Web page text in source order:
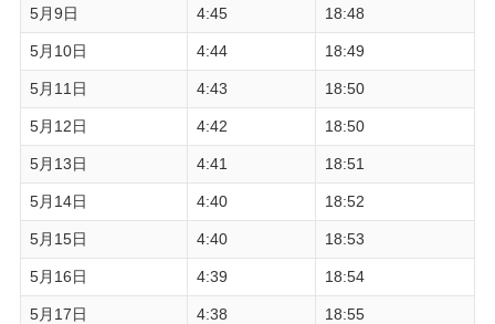
5月9日 4:45 18:48
5月10日 4:44 18:49
5月11日 4:43 18:50
5月12日 4:42 18:50
5月13日 4:41 18:51
5月14日 4:40 18:52
5月15日 4:40 18:53
5月16日 4:39 18:54
5月17日 4:38 18:55